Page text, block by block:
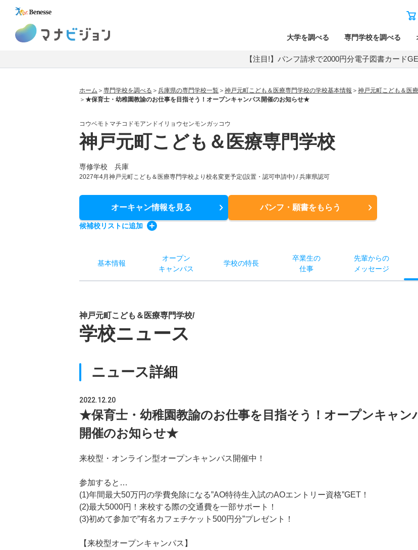
大学を調べる 専門学校を調べる
【注目!】パンフ請求で2000円分電子図書カード
ホーム 専門学校を調べる 兵庫県の専門学校一覧 神戸元町こども＆医療専門学校の学校基本情報
神戸元町こども＆医
★保育士・幼稚園教諭のお仕事を目指そう！オープンキャンパス開催のお知らせ★
コウベモトマチコドモアンドイリョウセンモンガッコウ
神戸元町こども＆医療専門学校
専修学校 兵庫
2027年4月神戸元町こども＆医療専門学校より校名変更予定(設置・認可申請中) / 兵庫県認可
オーキャン情報を見る パンフ・願書をもらう
候補校リストに追加
基本情報
オープン
キャンパス
学校の特長
卒業生の
仕事
先輩からの
メッセージ
神戸元町こども＆医療専門学校/
学校ニュース
ニュース詳細
2022.12.20
★保育士・幼稚園教諭のお仕事を目指そう！オープンキャン
開催のお知らせ★
来校型・オンライン型オープンキャンパス開催中！
参加すると…
(1)年間最大50万円の学費免除になる”AO特待生入試のAOエントリー資格”GET！
(2)最大5000円！来校する際の交通費を一部サポート！
(3)初めて参加で”有名カフェチケット500円分”プレゼント！
【来校型オープンキャンパス】